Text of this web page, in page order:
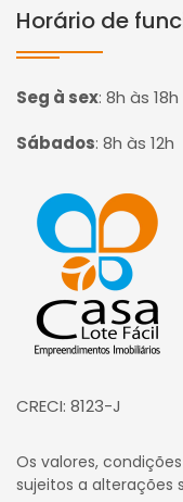
Horário de
Seg à sex: 8h às 18h
Sábados: 8h às 12h
Página inicial
CRECI: 8123-J
Os valores,
sujeitos a alterações